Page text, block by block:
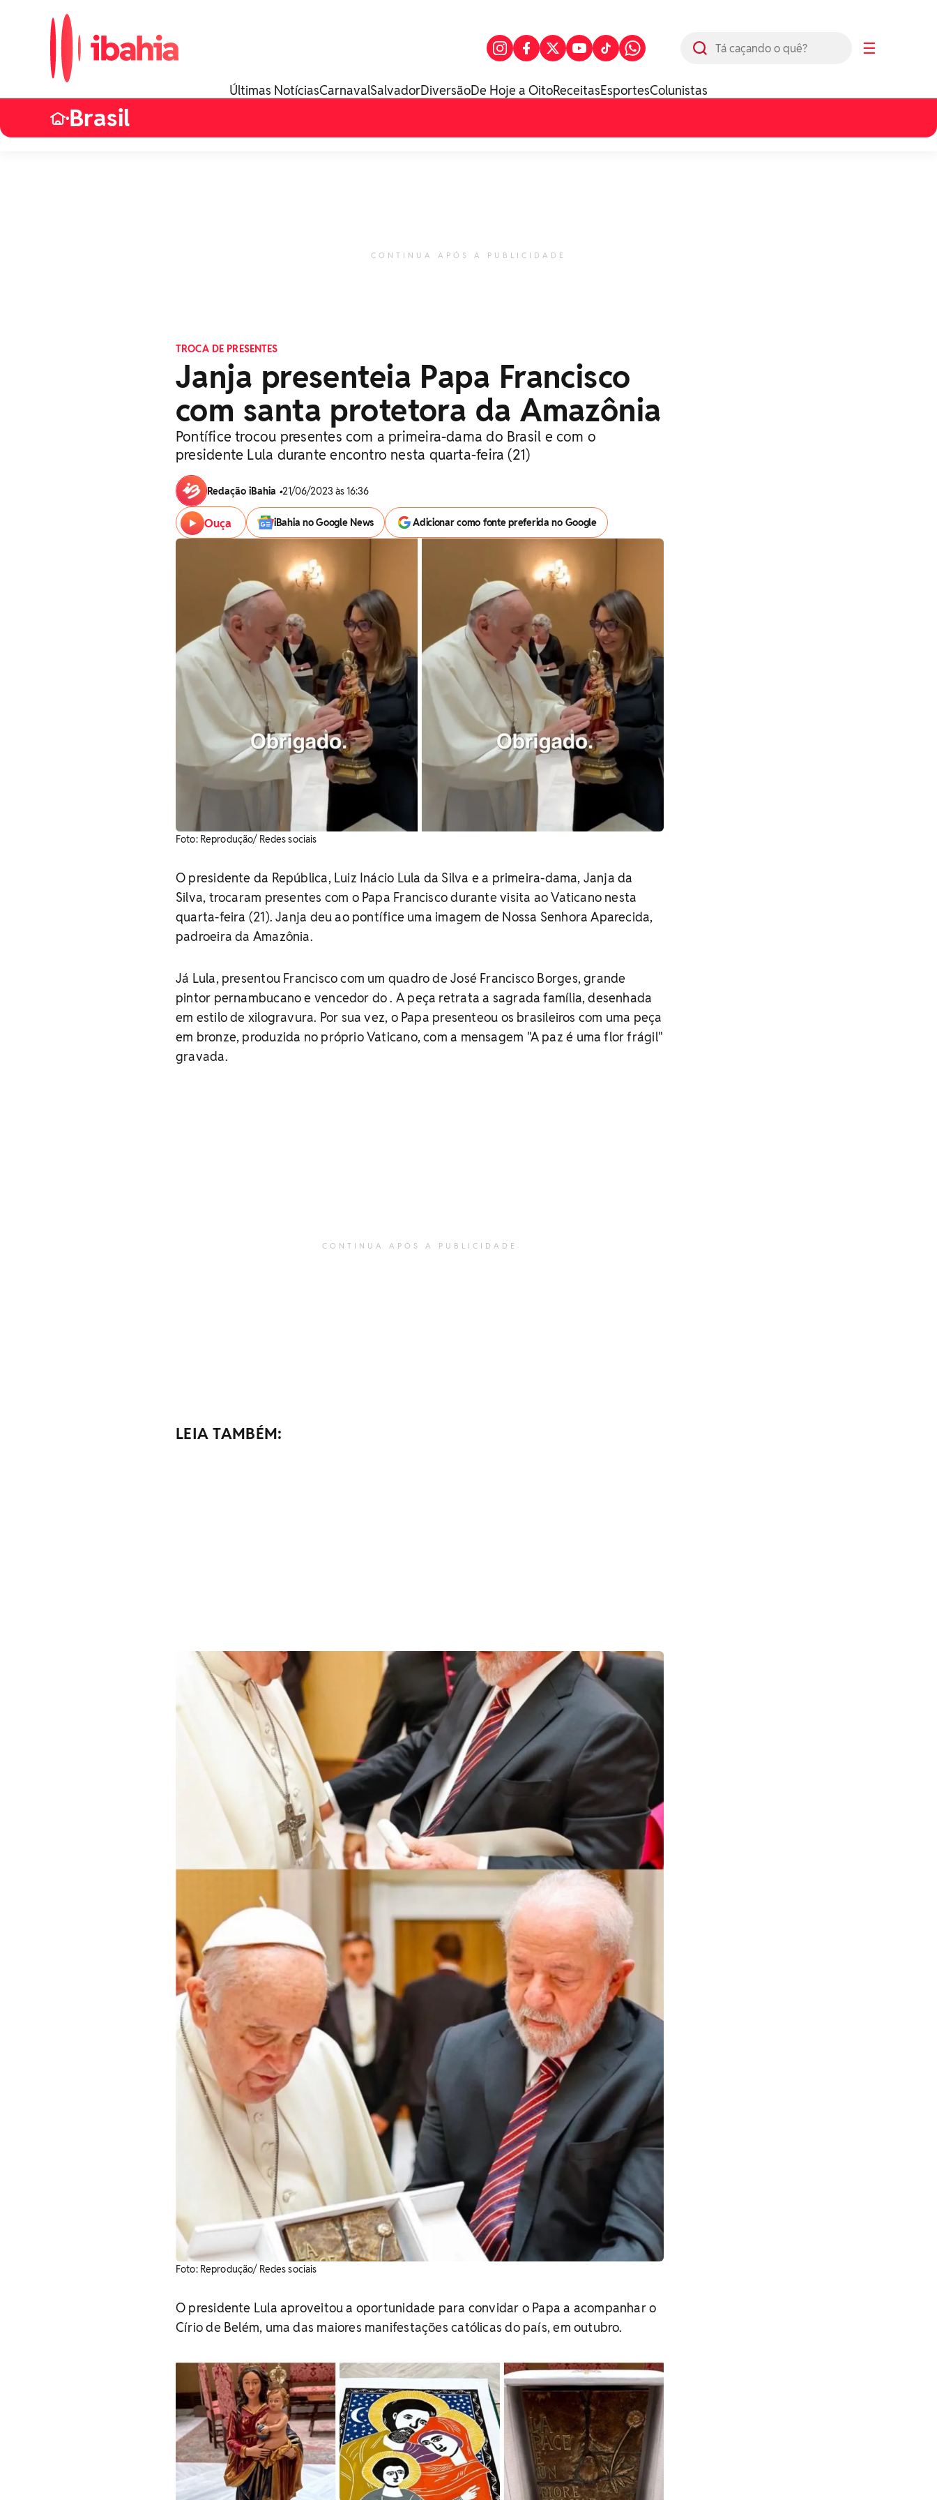
☰
Últimas NotíciasCarnavalSalvadorDiversãoDe Hoje a OitoReceitasEsportesColunistas
•Brasil
CONTINUA APÓS A PUBLICIDADE
TROCA DE PRESENTES
Janja presenteia Papa Francisco
com santa protetora da Amazônia
Pontífice trocou presentes com a primeira-dama do Brasil e com o
presidente Lula durante encontro nesta quarta-feira (21)
Redação iBahia •21/06/2023 às 16:36
Ouça iBahia no Google News Adicionar como fonte preferida no Google
Foto: Reprodução/ Redes sociais
O presidente da República, Luiz Inácio Lula da Silva e a primeira-dama, Janja da
Silva, trocaram presentes com o Papa Francisco durante visita ao Vaticano nesta
quarta-feira (21). Janja deu ao pontífice uma imagem de Nossa Senhora Aparecida,
padroeira da Amazônia.
Já Lula, presentou Francisco com um quadro de José Francisco Borges, grande
pintor pernambucano e vencedor do . A peça retrata a sagrada família, desenhada
em estilo de xilogravura. Por sua vez, o Papa presenteou os brasileiros com uma peça
em bronze, produzida no próprio Vaticano, com a mensagem "A paz é uma flor frágil"
gravada.
CONTINUA APÓS A PUBLICIDADE
LEIA TAMBÉM:
Foto: Reprodução/ Redes sociais
O presidente Lula aproveitou a oportunidade para convidar o Papa a acompanhar o
Círio de Belém, uma das maiores manifestações católicas do país, em outubro.